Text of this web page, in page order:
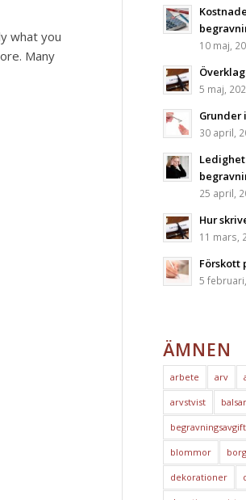
what you
Many
10 maj,
5 maj,
Grunder
30 april,
25 april,
Hur
11 mars,
Förskott
5
ÄMNEN
arbete arv
arvstvist
begravningsavgift
blommor
dekorationer